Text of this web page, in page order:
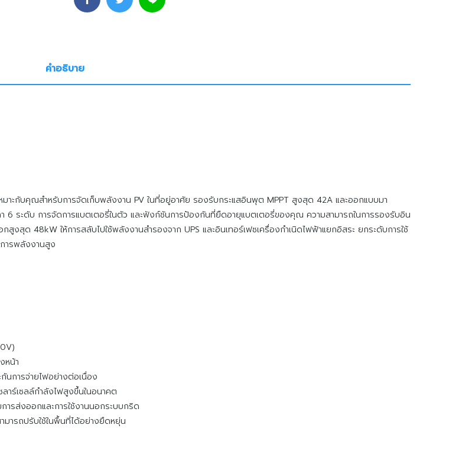
คำอธิบาย
มาะกับคุณสำหรับการจัดเก็บพลังงาน PV ในที่อยู่อาศัย รองรับกระแสอินพุต MPPT สูงสุด 42A และออกแบบมา
6 ระดับ การจัดการแบตเตอรี่ในตัว และฟังก์ชันการป้องกันที่ยืดอายุแบตเตอรี่ของคุณ ความสามารถในการรองรับอิน
งสุด 48kW ให้การสลับไปใช้พลังงานสำรองจาก UPS และอินเทอร์เฟซเครื่องกำเนิดไฟฟ้าแยกอิสระ ยกระดับการใช้
ารพลังงานสูง
หน้า
นการจ่ายไฟอย่างต่อเนื่อง
ลาร์เซลล์กำลังไฟสูงขึ้นในอนาคต
ารส่งออกและการใช้งานนอกระบบกริด
มารถปรับใช้ในพื้นที่ได้อย่างยืดหยุ่น